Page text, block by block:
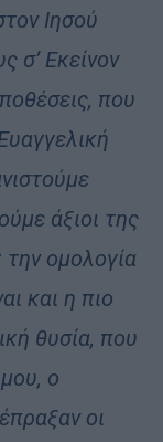
Ιησού
σ’ Εκείνον
που
άξιοι της
ομολογία
και η πιο
θυσία, που
ο
οι